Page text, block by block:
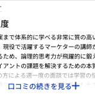
で体系的に学べる非常に質の高
役で活躍するマーケターの講師
ため、論理的思考力が飛躍的に
ントの課題を解決するための本
による週一度の面談では学習の
に乗っていただき、精神面でも大
コミュニティ環境も、モチベー
口コミの続きを見る